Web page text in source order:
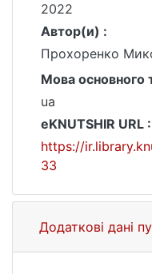
2022
Автор(и) :
Прохоренко
Мова основного
ua
eKNUTSHIR URL :
https://
33
Додаткові дані